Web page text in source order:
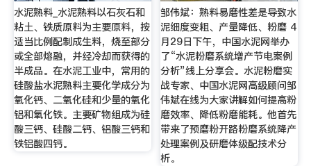
水泥熟料_水泥熟料以石灰石和
粘土、铁质原料为主要原料，按
适当比例配制成生料，烧至部分
或全部熔融，并经冷却而获得的
半成品。在水泥工业中，常用的
硅酸盐水泥熟料主要化学成分为
氧化钙、二氧化硅和少量的氧化
铝和氧化铁。主要矿物组成为硅
酸三钙、硅酸二钙、铝酸三钙和
铁铝酸四钙。
邹伟斌：熟料易磨性差是导致水
泥细度变粗、产量降低、粉磨 4
月29日下午，中国水泥网举办
了“水泥粉磨系统增产节电案例
分析”线上分享会。水泥粉磨实
战专家、中国水泥网高级顾问邹
伟斌在线为大家讲解如何提高粉
磨效率、降低粉磨能耗。他首先
带来了预磨粉开路粉磨系统降产
处理案例及研磨体级配技术分
析。